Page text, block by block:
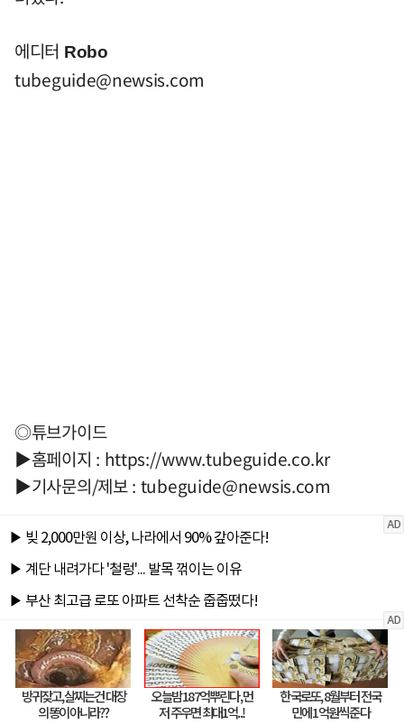
에디터 Robo
tubeguide@newsis.com
◎튜브가이드
▶홈페이지 : https://www.tubeguide.co.kr
▶기사문의/제보 : tubeguide@newsis.com